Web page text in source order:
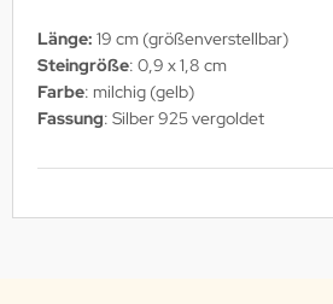
Länge: 19 cm (größenverstellbar)
Steingröße: 0,9 x 1,8 cm
Farbe: milchig (gelb)
Fassung: Silber 925 vergoldet